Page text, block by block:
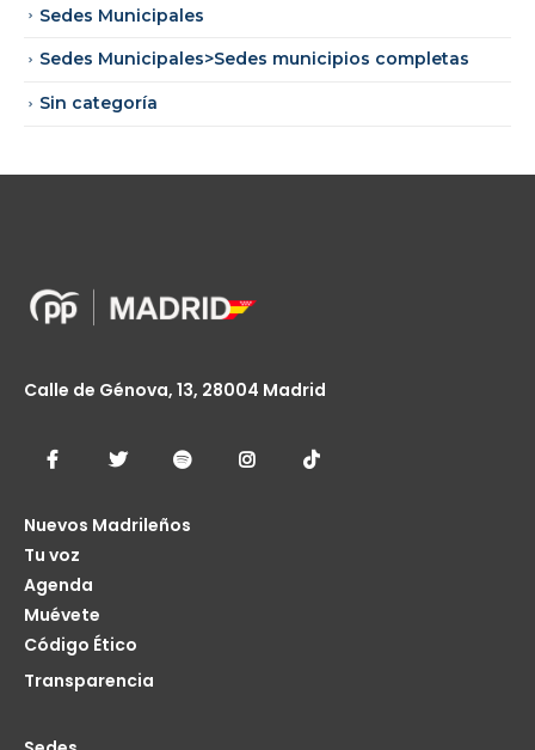
Sedes Municipales
Sedes Municipales>Sedes municipios completas
Sin categoría
Calle de Génova, 13, 28004 Madrid
Nuevos Madrileños
Tu voz
Agenda
Muévete
Código Ético
Transparencia